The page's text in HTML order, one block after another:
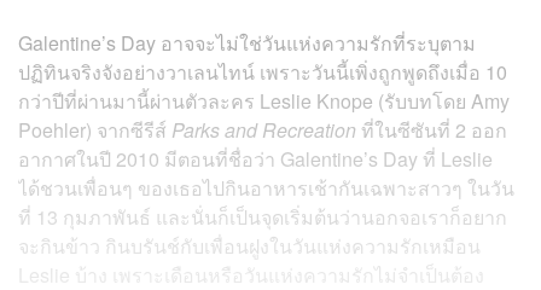
Galentine’s Day อาจจะไม่ใช่วันแห่งความรักที่ระบุตาม
ปฏิทินจริงจังอย่างวาเลนไทน์ เพราะวันนี้เพิ่งถูกพูดถึงเมื่อ 10
กว่าปีที่ผ่านมานี้ผ่านตัวละคร Leslie Knope (รับบทโดย Amy
Poehler) จากซีรีส์ Parks and Recreation ที่ในซีซันที่ 2 ออก
อากาศในปี 2010 มีตอนที่ชื่อว่า Galentine’s Day ที่ Leslie
ได้ชวนเพื่อนๆ ของเธอไปกินอาหารเช้ากันเฉพาะสาวๆ ในวัน
ที่ 13 กุมภาพันธ์ และนั่นก็เป็นจุดเริ่มต้นว่านอกจอเราก็อยาก
จะกินข้าว กินบรันช์กับเพื่อนฝูงในวันแห่งความรักเหมือน
Leslie บ้าง เพราะเดือนหรือวันแห่งความรักไม่จำเป็นต้อง